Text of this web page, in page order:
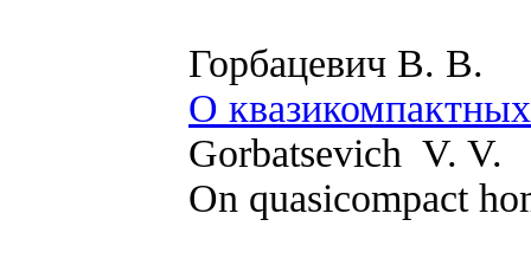
Горбацевич В. В.
О
Gorbatsevich V. V.
On quasicompact